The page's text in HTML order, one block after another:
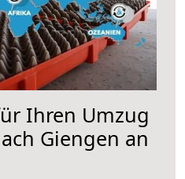
Ihren Umzug
Giengen an